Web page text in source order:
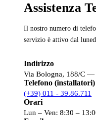
Assistenza
Il nostro numero di
servizio è attivo dal
Indirizzo
Via Bologna, 188/C —
Telefono (installatori)
(+39) 011 - 39.86.711
Orari
Lun – Ven: 8:30 –